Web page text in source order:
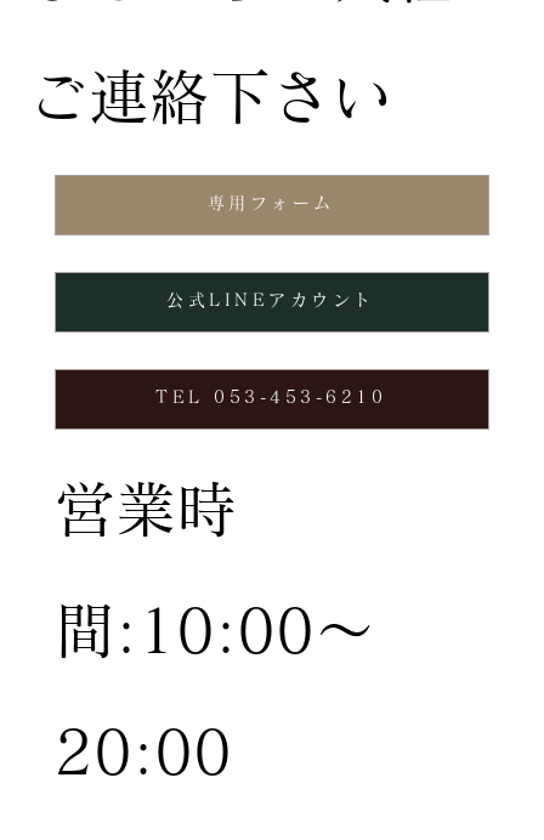
専用フォーム
TEL 053-453-6210
公式LINEアカウント
ご連絡下さい
営業時
間:10:00〜
20:00